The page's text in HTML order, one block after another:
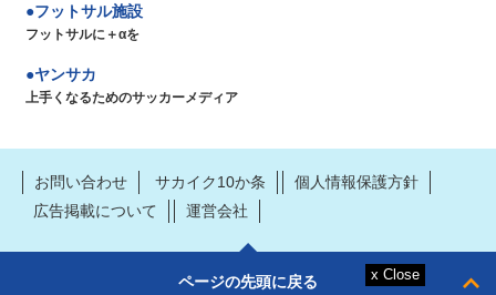
フットサル施設
フットサルに＋αを
ヤンサカ
上手くなるためのサッカーメディア
お問い合わせ サカイク10か条
個人情報保護方針
広告掲載について
運営会社
ページの先頭に戻る